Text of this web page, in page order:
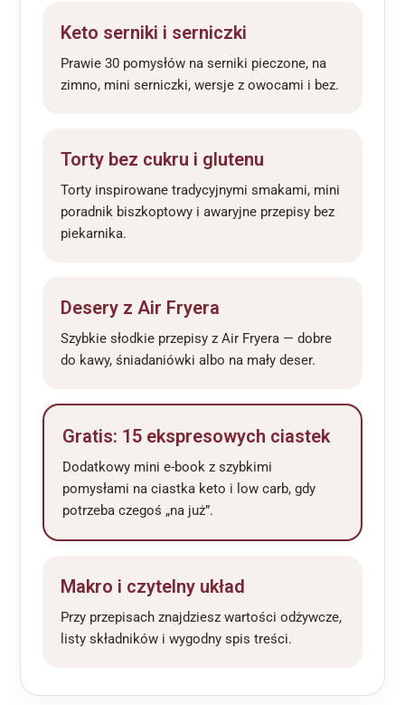
Keto serniki i serniczki
Prawie 30 pomysłów na serniki pieczone, na
zimno, mini serniczki, wersje z owocami i bez.
Torty bez cukru i glutenu
Torty inspirowane tradycyjnymi smakami, mini
poradnik biszkoptowy i awaryjne przepisy bez
piekarnika.
Desery z Air Fryera
Szybkie słodkie przepisy z Air Fryera — dobre
do kawy, śniadaniówki albo na mały deser.
Gratis: 15 ekspresowych ciastek
Dodatkowy mini e-book z szybkimi
pomysłami na ciastka keto i low carb, gdy
potrzeba czegoś „na już”.
Makro i czytelny układ
Przy przepisach znajdziesz wartości odżywcze,
listy składników i wygodny spis treści.